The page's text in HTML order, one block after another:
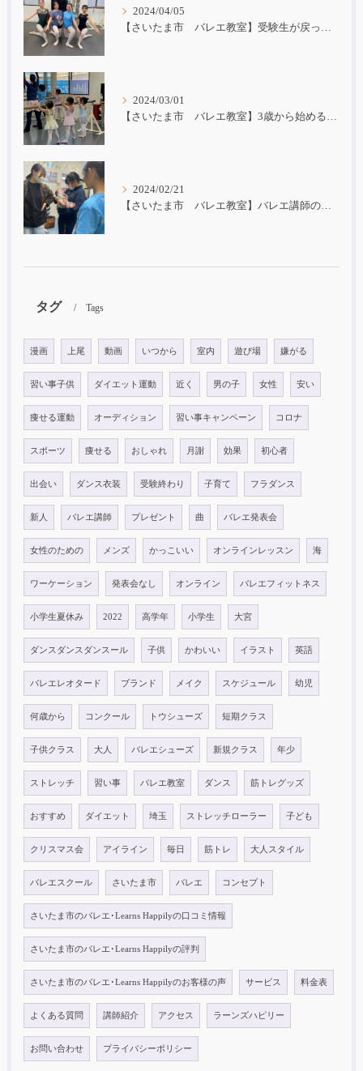
2024/04/05
2024/03/01
2024/02/21
【さいたま市 バレエ教室】バレエ講師の子育て
タグ Tags
漫画 上尾 動画 いつから 室内 遊び場 嫌がる
習い事子供 ダイエット運動 近く 男の子 女性 安い
痩せる運動 オーディション 習い事キャンペーン コロナ
スポーツ 痩せる おしゃれ 月謝 効果 初心者
出会い ダンス衣装 受験終わり 子育て フラダンス
新人 バレエ講師 プレゼント 曲 バレエ発表会
女性のための メンズ かっこいい オンラインレッスン 海
ワーケーション 発表会なし オンライン バレエフィットネス
小学生夏休み 2022 高学年 小学生 大宮
ダンスダンスダンスール 子供 かわいい イラスト 英語
バレエレオタード ブランド メイク スケジュール 幼児
何歳から コンクール トウシューズ 短期クラス
子供クラス 大人 バレエシューズ 新規クラス 年少
ストレッチ 習い事 バレエ教室 ダンス 筋トレグッズ
おすすめ ダイエット 埼玉 ストレッチローラー 子ども
クリスマス会 アイライン 毎日 筋トレ 大人スタイル
バレエスクール さいたま市 バレエ コンセプト
さいたま市のバレエ･Learns Happilyの口コミ情報
さいたま市のバレエ･Learns Happilyの評判
さいたま市のバレエ･Learns Happilyのお客様の声 サービス 料金表
よくある質問 講師紹介 アクセス ラーンズハピリー
お問い合わせ プライバシーポリシー